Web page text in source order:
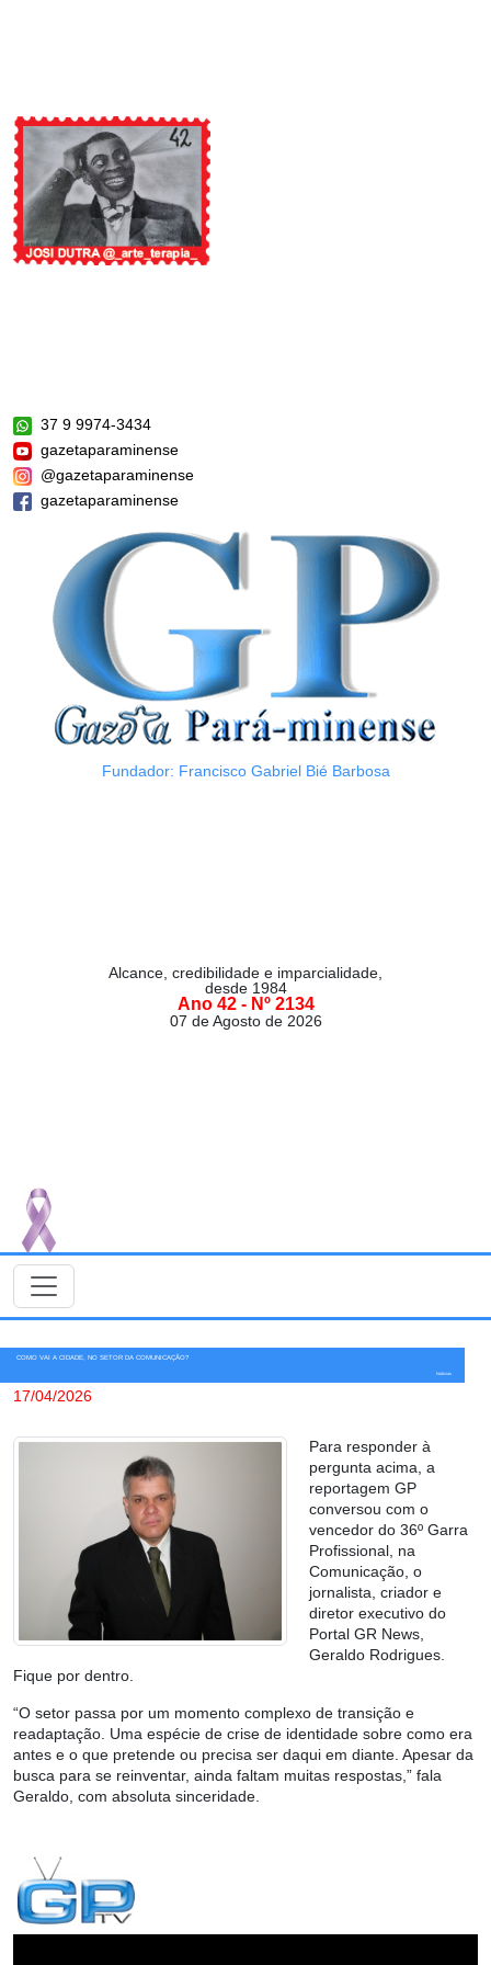
37 9 9974-3434
gazetaparaminense
@gazetaparaminense
gazetaparaminense
Fundador: Francisco Gabriel Bié Barbosa
Alcance, credibilidade e imparcialidade,
desde 1984
Ano 42 - Nº 2134
07 de Agosto de 2026
COMO VAI A CIDADE, NO SETOR DA COMUNICAÇÃO?
Notícias
17/04/2026
Para responder à
pergunta acima, a
reportagem GP
conversou com o
vencedor do 36º Garra
Profissional, na
Comunicação, o
jornalista, criador e
diretor executivo do
Portal GR News,
Geraldo Rodrigues.
Fique por dentro.
“O setor passa por um momento complexo de transição e
readaptação. Uma espécie de crise de identidade sobre como era
antes e o que pretende ou precisa ser daqui em diante. Apesar da
busca para se reinventar, ainda faltam muitas respostas,” fala
Geraldo, com absoluta sinceridade.